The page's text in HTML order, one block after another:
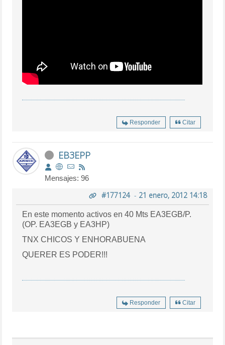
Responder Citar
EB3EPP
Mensajes: 96
#177124- 21 enero, 2012 14:18
En este momento activos en 40 Mts EA3EGB/P.
(OP. EA3EGB y EA3HP)
TNX CHICOS Y ENHORABUENA
QUERER ES PODER!!!
Responder Citar